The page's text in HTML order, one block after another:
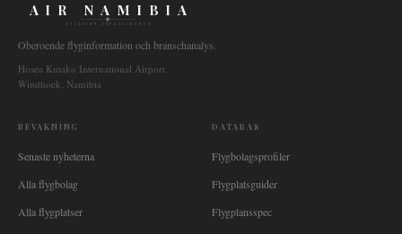
AIR NAMIBIA
AVIATION INTELLIGENCE
Oberoende flyginformation och branschanalys.
Hosea Kutako International Airport
Windhoek, Namibia
BEVAKNING
Senaste nyheterna
Alla flygbolag
Alla flygplatser
DATABAS
Flygbolagsprofiler
Flygplatsguider
Flygplansspec